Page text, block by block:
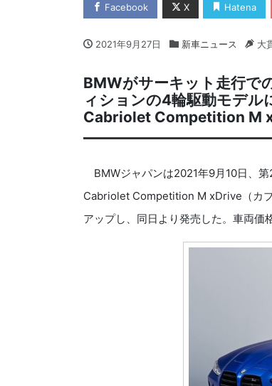
Facebook X Hatena
2021年9月27日 新車ニュース 大
BMWがサーキット走行で
ィションの4輪駆動モデ
Cabriolet Competition M
BMWジャパンは2021年9月10日、
Cabriolet Competition M xDrive（カ
アップし、同日より発売した。車両価